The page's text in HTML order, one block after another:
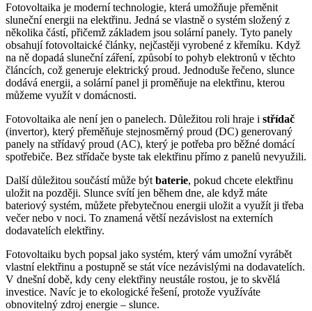
Fotovoltaika je moderní technologie, která umožňuje přeměnit
sluneční energii na elektřinu. Jedná se vlastně o systém složený z
několika částí, přičemž základem jsou solární panely. Tyto panely
obsahují fotovoltaické články, nejčastěji vyrobené z křemíku. Když
na ně dopadá sluneční záření, způsobí to pohyb elektronů v těchto
článcích, což generuje elektrický proud. Jednoduše řečeno, slunce
dodává energii, a solární panel ji proměňuje na elektřinu, kterou
můžeme využít v domácnosti.
Fotovoltaika ale není jen o panelech. Důležitou roli hraje i střídač
(invertor), který přeměňuje stejnosměrný proud (DC) generovaný
panely na střídavý proud (AC), který je potřeba pro běžné domácí
spotřebiče. Bez střídače byste tak elektřinu přímo z panelů nevyužili.
Další důležitou součástí může být baterie, pokud chcete elektřinu
uložit na později. Slunce svítí jen během dne, ale když máte
bateriový systém, můžete přebytečnou energii uložit a využít ji třeba
večer nebo v noci. To znamená větší nezávislost na externích
dodavatelích elektřiny.
Fotovoltaiku bych popsal jako systém, který vám umožní vyrábět
vlastní elektřinu a postupně se stát více nezávislými na dodavatelích.
V dnešní době, kdy ceny elektřiny neustále rostou, je to skvělá
investice. Navíc je to ekologické řešení, protože využíváte
obnovitelný zdroj energie – slunce.